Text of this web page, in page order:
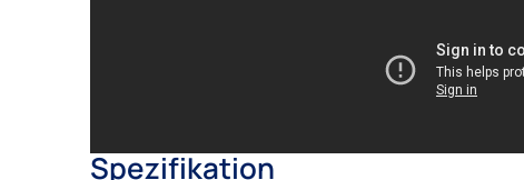
Spezifikation